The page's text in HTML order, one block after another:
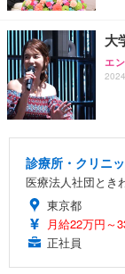
大
エ
診療所・クリニ
医療法人社団とき
東京都
月給22万円～
正社員